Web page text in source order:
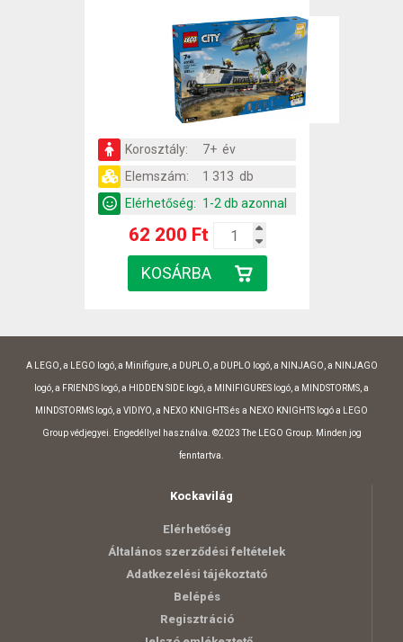
Korosztály:
7+ év
Elemszám:
1 313 db
Elérhetőség: 1-2 db azonnal
62 200 Ft
A LEGO, a LEGO logó, a Minifigure, a DUPLO, a DUPLO logó, a NINJAGO, a NINJAGO
logó, a FRIENDS logó, a HIDDEN SIDE logó, a MINIFIGURES logó, a MINDSTORMS, a
MINDSTORMS logó, a VIDIYO, a NEXO KNIGHTS és a NEXO KNIGHTS logó a LEGO
Group védjegyei. Engedéllyel használva. ©2023 The LEGO Group. Minden jog
fenntartva.
Kockavilág
Elérhetőség
Általános szerződési feltételek
Adatkezelési tájékoztató
Belépés
Regisztráció